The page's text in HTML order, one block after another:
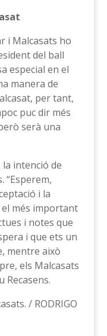
i Malcasats ho
del ball
especial en el
manera de
per tant,
puc dir més
serà una
intenció de
“Esperem,
i la
més important
i notes que
i que ets un
mentre això
els Malcasats
Recasens.
/ RODRIGO